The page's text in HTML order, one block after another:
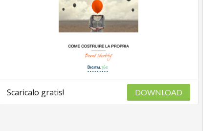
Scaricalo gratis! DOWNLOAD